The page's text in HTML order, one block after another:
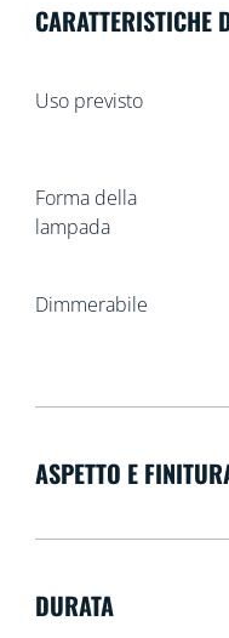
CARATTERISTICHE
Uso previsto
Forma della
lampada
Dimmerabile
ASPETTO E
DURATA